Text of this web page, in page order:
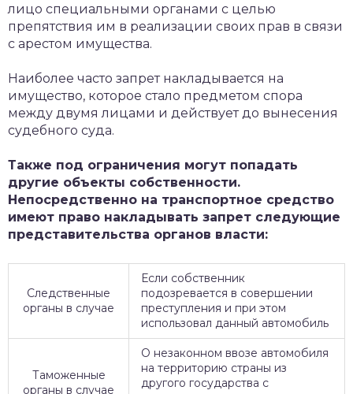
лицо специальными органами с целью
препятствия им в реализации своих прав в связи
с арестом имущества.
Наиболее часто запрет накладывается на
имущество, которое стало предметом спора
между двумя лицами и действует до вынесения
судебного суда.
Также под ограничения могут попадать
другие объекты собственности.
Непосредственно на транспортное средство
имеют право накладывать запрет следующие
представительства органов власти:
Следственные
органы в случае
Если собственник
подозревается в совершении
преступления и при этом
использовал данный автомобиль
Таможенные
органы в случае
О незаконном ввозе автомобиля
на территорию страны из
другого государства с